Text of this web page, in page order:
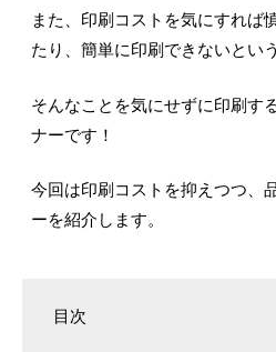
また、印刷コストを気にすれば
たり、簡単に印刷できないとい
そんなことを気にせずに印刷す
ナーです！
今回は印刷コストを抑えつつ、
ーを紹介します。
目次